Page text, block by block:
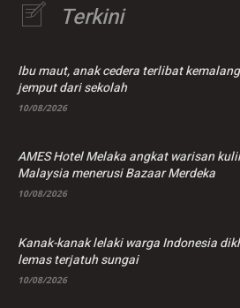
Terkini
Ibu maut, anak cedera terlibat
jemput dari sekolah
10/08/2026
AMES Hotel Melaka angkat warisan
Malaysia menerusi Bazaar Merdeka
10/08/2026
Kanak-kanak lelaki warga Indonesia
lemas terjatuh sungai
10/08/2026